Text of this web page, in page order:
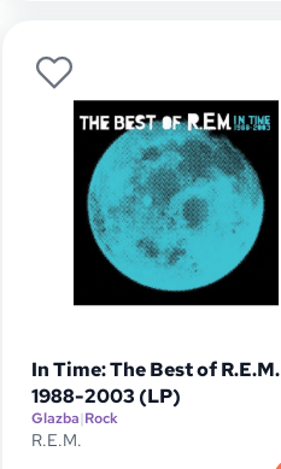
In Time: The Best of R.E.M.
1988-2003 (LP)
Glazba|Rock
R.E.M.